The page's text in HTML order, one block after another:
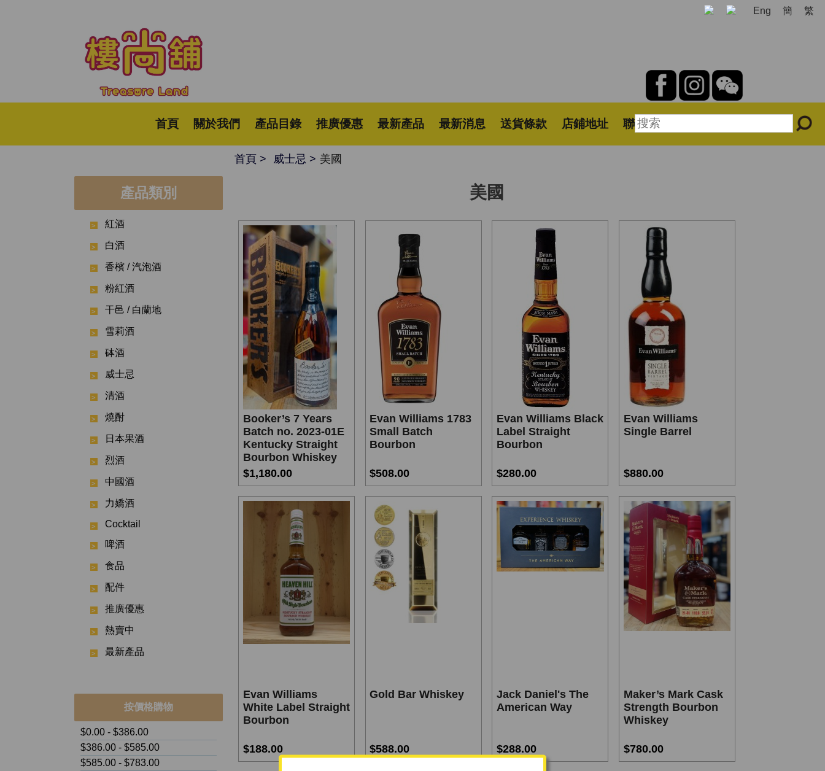
Eng 簡 繁
首頁 關於我們 產品目錄 推廣優惠 最新產品 最新消息 送貨條款 店鋪地址 聯絡我們
產品類別
紅酒
白酒
香檳 / 汽泡酒
粉紅酒
干邑 / 白蘭地
雪莉酒
砵酒
威士忌
清酒
燒酎
日本果酒
烈酒
中國酒
力嬌酒
Cocktail
啤酒
食品
配件
推廣優惠
熱賣中
最新產品
按價格購物
$0.00 - $386.00
$386.00 - $585.00
$585.00 - $783.00
首頁 威士忌 美國
美國
Booker’s 7 Years
Batch no. 2023-01E
Kentucky Straight
Bourbon Whiskey
$1,180.00
Evan Williams 1783
Small Batch
Bourbon
$508.00
Evan Williams Black
Label Straight
Bourbon
$280.00
Evan Williams
Single Barrel
$880.00
Evan Williams
White Label Straight
Bourbon
$188.00
Gold Bar Whiskey
$588.00
Jack Daniel's The
American Way
$288.00
Maker’s Mark Cask
Strength Bourbon
Whiskey
$780.00